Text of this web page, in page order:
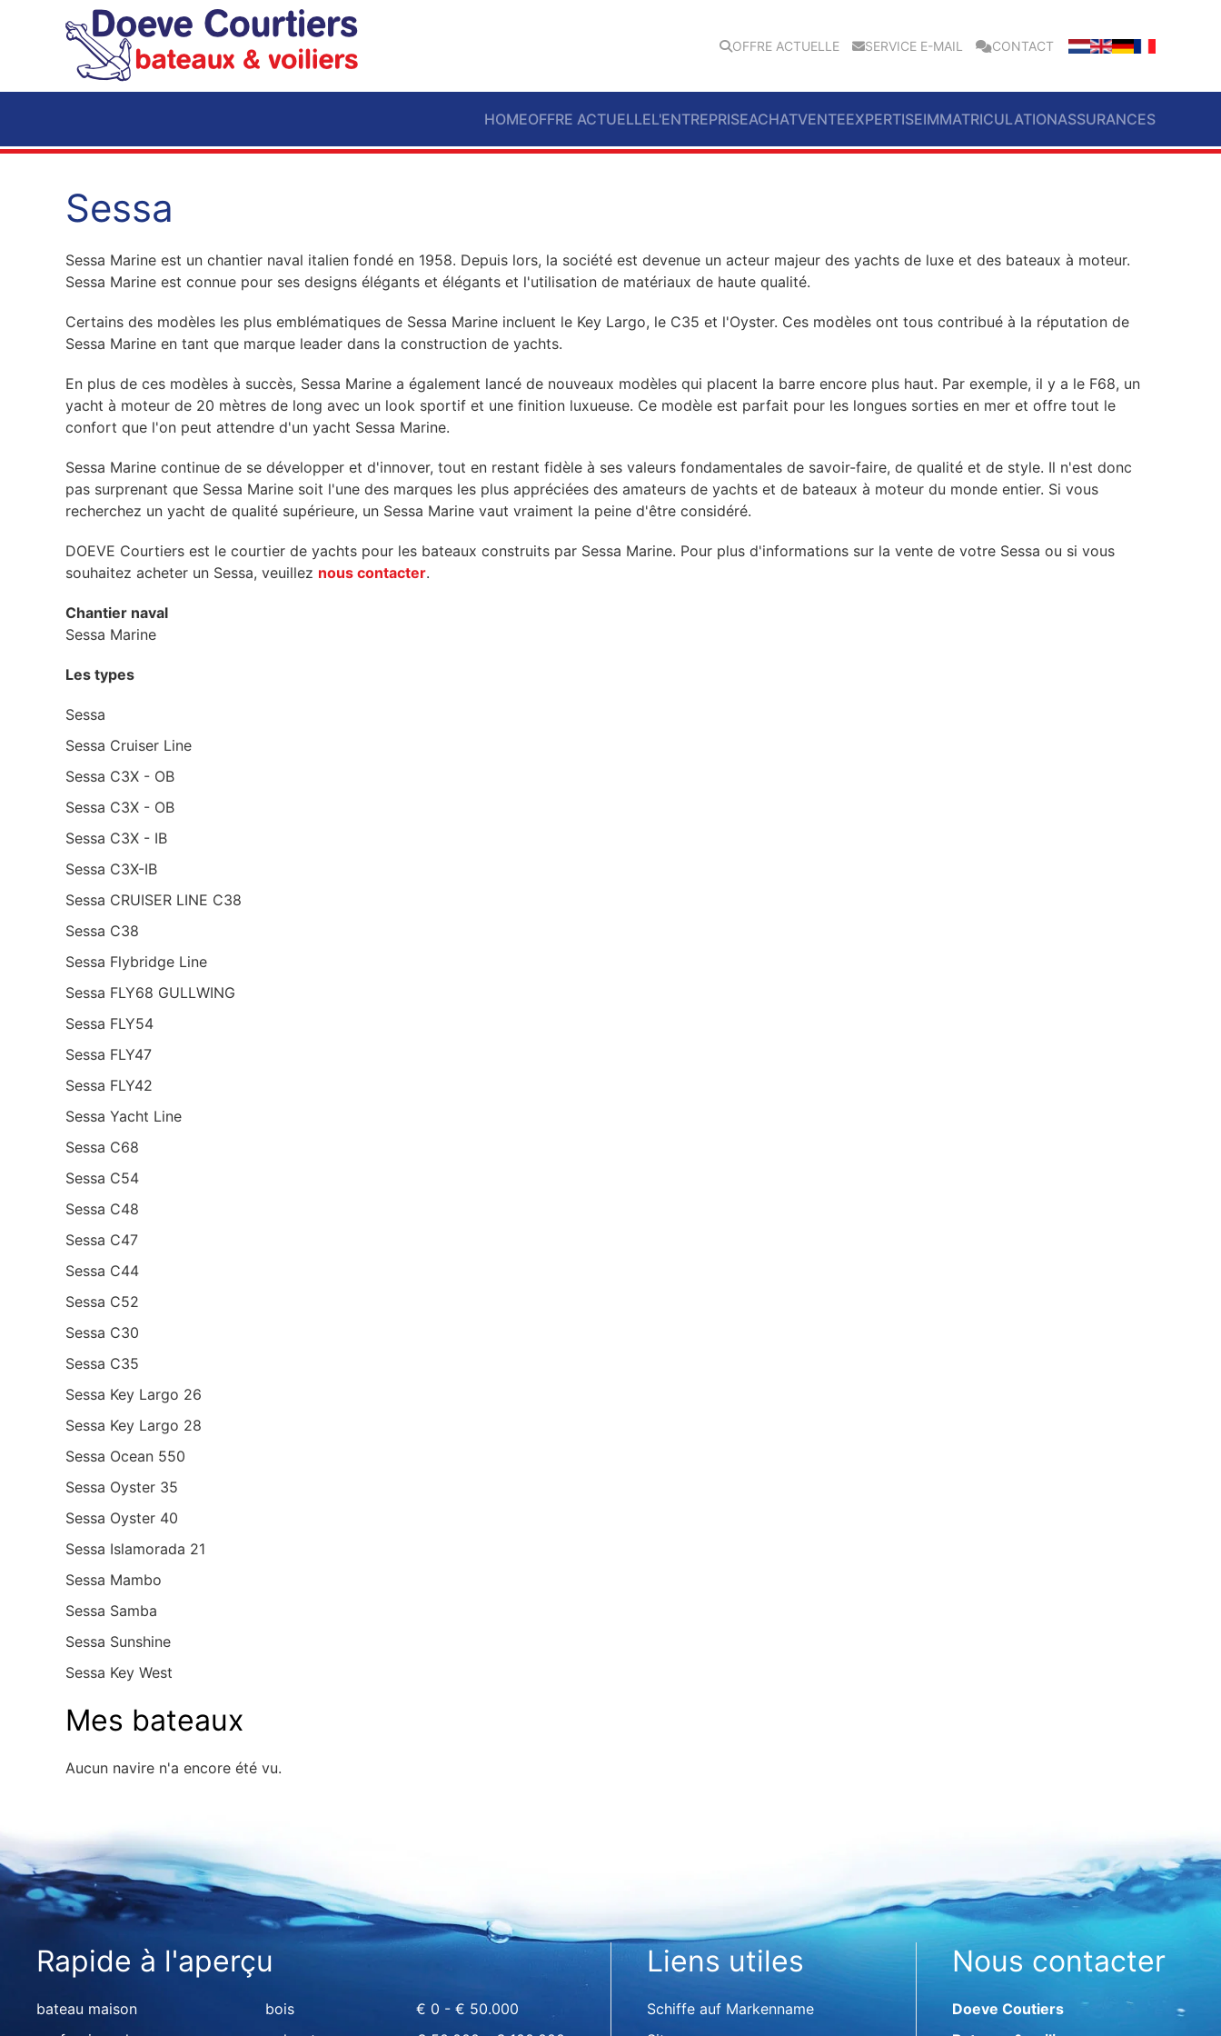
Accéder au contenu principal OFFRE ACTUELLE SERVICE E-MAIL CONTACT
HOMEOFFRE ACTUELLEL'ENTREPRISEACHATVENTEEXPERTISEIMMATRICULATIONASSURANCES
Sessa
Sessa Marine est un chantier naval italien fondé en 1958. Depuis lors, la société est devenue un acteur majeur des yachts de luxe et des bateaux à moteur.
Sessa Marine est connue pour ses designs élégants et élégants et l'utilisation de matériaux de haute qualité.
Certains des modèles les plus emblématiques de Sessa Marine incluent le Key Largo, le C35 et l'Oyster. Ces modèles ont tous contribué à la réputation de
Sessa Marine en tant que marque leader dans la construction de yachts.
En plus de ces modèles à succès, Sessa Marine a également lancé de nouveaux modèles qui placent la barre encore plus haut. Par exemple, il y a le F68, un
yacht à moteur de 20 mètres de long avec un look sportif et une finition luxueuse. Ce modèle est parfait pour les longues sorties en mer et offre tout le
confort que l'on peut attendre d'un yacht Sessa Marine.
Sessa Marine continue de se développer et d'innover, tout en restant fidèle à ses valeurs fondamentales de savoir-faire, de qualité et de style. Il n'est donc
pas surprenant que Sessa Marine soit l'une des marques les plus appréciées des amateurs de yachts et de bateaux à moteur du monde entier. Si vous
recherchez un yacht de qualité supérieure, un Sessa Marine vaut vraiment la peine d'être considéré.
DOEVE Courtiers est le courtier de yachts pour les bateaux construits par Sessa Marine. Pour plus d'informations sur la vente de votre Sessa ou si vous
souhaitez acheter un Sessa, veuillez nous contacter.
Chantier naval
Sessa Marine
Les types
Sessa
Sessa Cruiser Line
Sessa C3X - OB
Sessa C3X - OB
Sessa C3X - IB
Sessa C3X-IB
Sessa CRUISER LINE C38
Sessa C38
Sessa Flybridge Line
Sessa FLY68 GULLWING
Sessa FLY54
Sessa FLY47
Sessa FLY42
Sessa Yacht Line
Sessa C68
Sessa C54
Sessa C48
Sessa C47
Sessa C44
Sessa C52
Sessa C30
Sessa C35
Sessa Key Largo 26
Sessa Key Largo 28
Sessa Ocean 550
Sessa Oyster 35
Sessa Oyster 40
Sessa Islamorada 21
Sessa Mambo
Sessa Samba
Sessa Sunshine
Sessa Key West
Mes bateaux
Aucun navire n'a encore été vu.
Rapide à l'aperçu
bateau maison
bois
€ 0 - € 50.000
Liens utiles
Schiffe auf Markenname
Nous contacter
Doeve Coutiers